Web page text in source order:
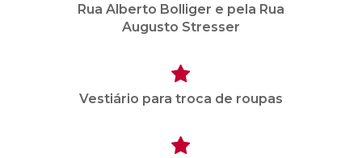
Rua Alberto Bolliger e pela Rua
Augusto Stresser
Vestiário para troca de roupas